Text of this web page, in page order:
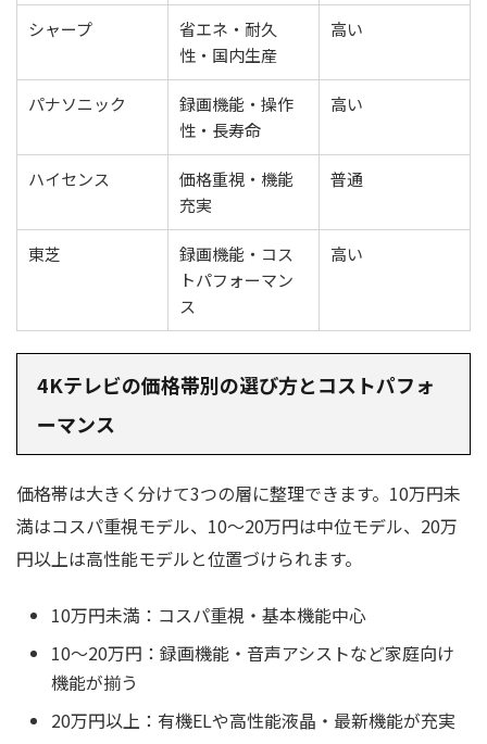
シャープ
省エネ・耐久
性・国内生産
高い
パナソニック
録画機能・操作
性・長寿命
高い
ハイセンス
価格重視・機能
充実
普通
東芝
録画機能・コス
トパフォーマン
ス
高い
4Kテレビの価格帯別の選び方とコストパフォ
ーマンス
価格帯は大きく分けて3つの層に整理できます。10万円未
満はコスパ重視モデル、10〜20万円は中位モデル、20万
円以上は高性能モデルと位置づけられます。
10万円未満：コスパ重視・基本機能中心
10〜20万円：録画機能・音声アシストなど家庭向け
機能が揃う
20万円以上：有機ELや高性能液晶・最新機能が充実